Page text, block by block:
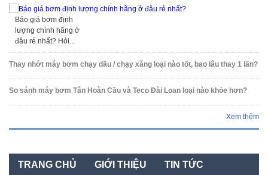
Báo giá bơm định
lượng chính hãng ở
đâu rẻ nhất? Hỏi...
Thay nhớt máy bơm chạy dầu / chạy xăng loại nào tốt, bao lâu thay 1 lần?
So sánh máy bơm Tân Hoàn Cầu và Teco Đài Loan loại nào khỏe hơn?
Xem thêm
TRANG CHỦ GIỚI THIỆU
TIN TỨC